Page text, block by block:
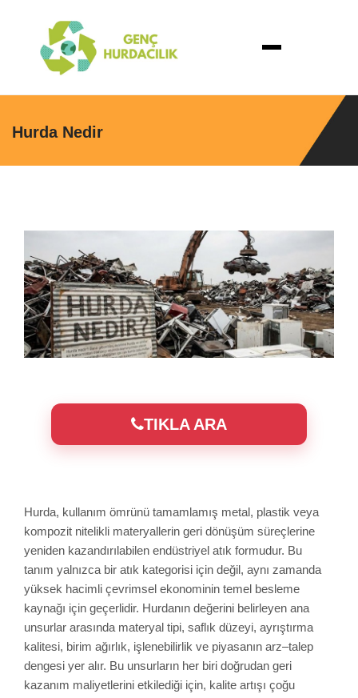
Hurda Nedir
TIKLA ARA
Hurda, kullanım ömrünü tamamlamış metal, plastik veya
kompozit nitelikli materyallerin geri dönüşüm süreçlerine
yeniden kazandırılabilen endüstriyel atık formudur. Bu
tanım yalnızca bir atık kategorisi için değil, aynı zamanda
yüksek hacimli çevrimsel ekonominin temel besleme
kaynağı için geçerlidir. Hurdanın değerini belirleyen ana
unsurlar arasında materyal tipi, saflık düzeyi, ayrıştırma
kalitesi, birim ağırlık, işlenebilirlik ve piyasanın arz–talep
dengesi yer alır. Bu unsurların her biri doğrudan geri
kazanım maliyetlerini etkilediği için, kalite artışı çoğu